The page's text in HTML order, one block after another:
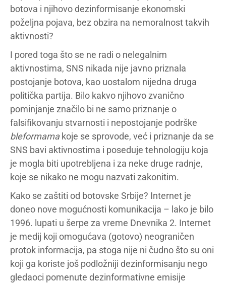
botova i njihovo dezinformisanje ekonomski
poželjna pojava, bez obzira na nemoralnost takvih
aktivnosti?
I pored toga što se ne radi o nelegalnim
aktivnostima, SNS nikada nije javno priznala
postojanje botova, kao uostalom nijedna druga
politička partija. Bilo kakvo njihovo zvanično
pominjanje značilo bi ne samo priznanje o
falsifikovanju stvarnosti i nepostojanje podrške
bleformamakoje se sprovode, već i priznanje da se
SNS bavi aktivnostima i poseduje tehnologiju koja
je mogla biti upotrebljena i za neke druge radnje,
koje se nikako ne mogu nazvati zakonitim.
Kako se zaštiti od botovske Srbije? Internet je
doneo nove mogućnosti komunikacija – lako je bilo
1996. lupati u šerpe za vreme Dnevnika 2. Internet
je medij koji omogućava (gotovo) neograničen
protok informacija, pa stoga nije ni čudno što su oni
koji ga koriste još podložniji dezinformisanju nego
gledaoci pomenute dezinformativne emisije